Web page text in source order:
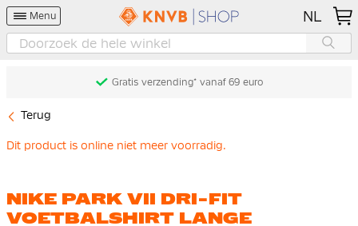
Menu NL
Gratis verzending* vanaf 69 euro
Terug
Dit product is online niet meer voorradig.
NIKE PARK VII DRI-FIT
VOETBALSHIRT LANGE